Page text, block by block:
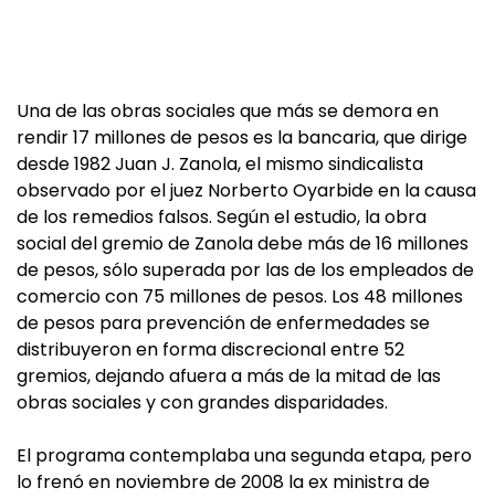
Una de las obras sociales que más se demora en
rendir 17 millones de pesos es la bancaria, que dirige
desde 1982 Juan J. Zanola, el mismo sindicalista
observado por el juez Norberto Oyarbide en la causa
de los remedios falsos. Según el estudio, la obra
social del gremio de Zanola debe más de 16 millones
de pesos, sólo superada por las de los empleados de
comercio con 75 millones de pesos. Los 48 millones
de pesos para prevención de enfermedades se
distribuyeron en forma discrecional entre 52
gremios, dejando afuera a más de la mitad de las
obras sociales y con grandes disparidades.
El programa contemplaba una segunda etapa, pero
lo frenó en noviembre de 2008 la ex ministra de